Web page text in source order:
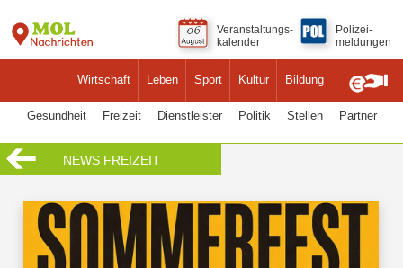
Wirtschaft Leben Sport Kultur Bildung
Veranstaltungs-
kalender
Polizei-
meldungen
Gesundheit Freizeit Dienstleister Politik Stellen Partner
NEWS FREIZEIT